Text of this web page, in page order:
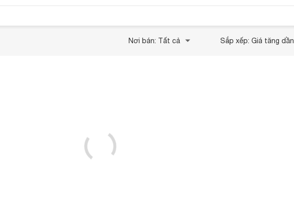
Nơi bán: Tất cả Sắp xếp: Giá tăng dần